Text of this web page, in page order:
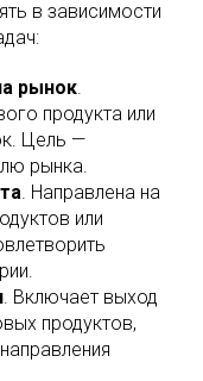
в зависимости
рынок.
продукта или
Цель —
рынка.
. Направлена на
или
. Включает выход
продуктов,